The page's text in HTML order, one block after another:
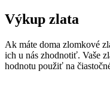
Výkup zlata
Ak máte doma zlomkové
ich u nás zhodnotiť. Vaše
hodnotu použiť na